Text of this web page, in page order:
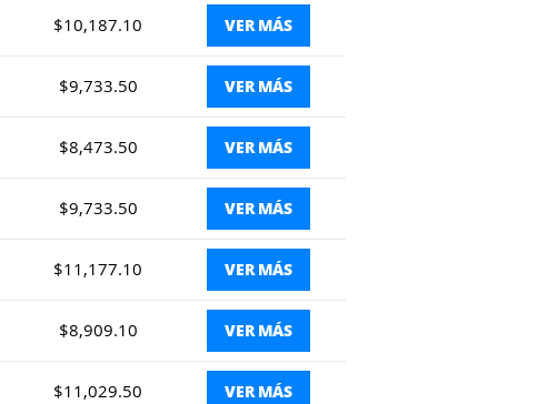
$10,187.10 VER MÁS
$9,733.50 VER MÁS
$8,473.50 VER MÁS
$9,733.50 VER MÁS
$11,177.10 VER MÁS
$8,909.10 VER MÁS
$11,029.50 VER MÁS